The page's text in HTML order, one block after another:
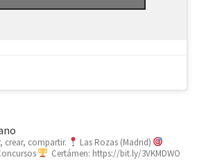
crear, compartir.
Las Rozas (Madrid)
Certámen: https://bit.ly/3VKMDWO